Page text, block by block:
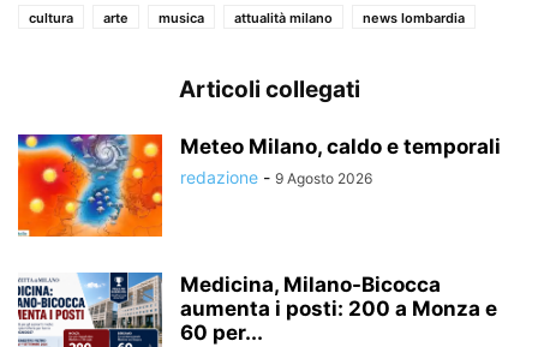
cultura
arte musica attualità milano news lombardia
Articoli collegati
Meteo Milano, caldo e temporali
redazione - 9 Agosto 2026
Medicina, Milano-Bicocca
aumenta i posti: 200 a Monza e
60 per...